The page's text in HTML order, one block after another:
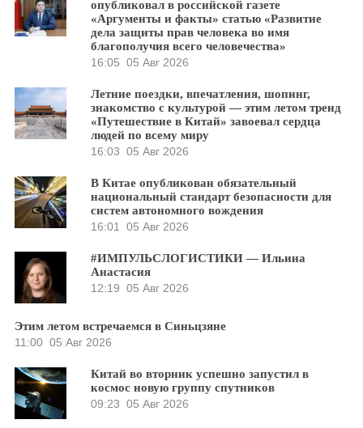
опубликовал в российской газете
«Аргументы и факты» статью «Развитие
дела защиты прав человека во имя
благополучия всего человечества»
16:05 05 Авг 2026
Летние поездки, впечатления, шопинг,
знакомство с культурой — этим летом тренд
«Путешествие в Китай» завоевал сердца
людей по всему миру
16:03 05 Авг 2026
В Китае опубликован обязательный
национальный стандарт безопасности для
систем автономного вождения
16:01 05 Авг 2026
#ИМПУЛЬСЛОГИСТИКИ — Ильина
Анастасия
12:19 05 Авг 2026
Этим летом встречаемся в Синьцзяне
11:00 05 Авг 2026
Китай во вторник успешно запустил в
космос новую группу спутников
09:23 05 Авг 2026